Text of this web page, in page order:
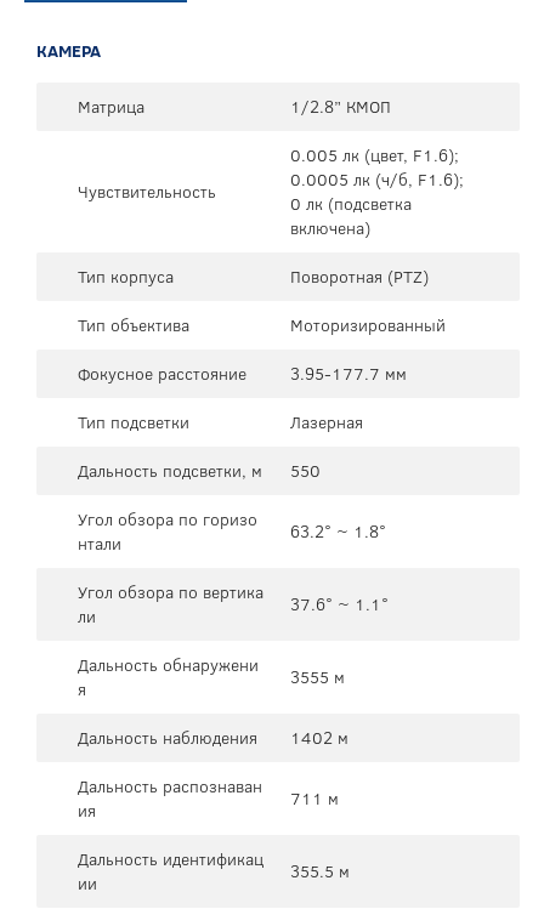
КАМЕРА
Матрица 1/2.8” КМОП
Чувствительность
0.005 лк (цвет, F1.6);
0.0005 лк (ч/б, F1.6);
0 лк (подсветка
включена)
Тип корпуса
Поворотная (PTZ)
Тип объектива
Моторизированный
Фокусное расстояние
3.95-177.7 мм
Тип подсветки
Лазерная
Дальность подсветки, м
550
Угол обзора по горизо
нтали
63.2° ~ 1.8°
Угол обзора по вертика
ли
37.6° ~ 1.1°
Дальность обнаружени
я
3555 м
Дальность наблюдения
1402 м
Дальность распознаван
ия
711 м
Дальность идентификац
ии
355.5 м